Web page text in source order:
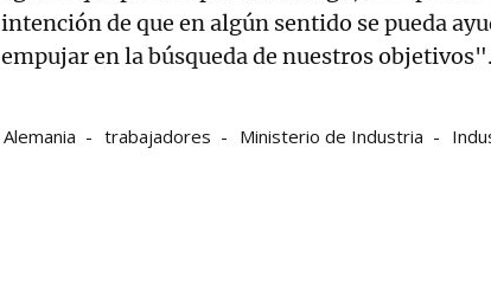
intención de que en algún sentido se pueda
empujar en la búsqueda de nuestros objetivos".
Alemania trabajadores Ministerio de Industria